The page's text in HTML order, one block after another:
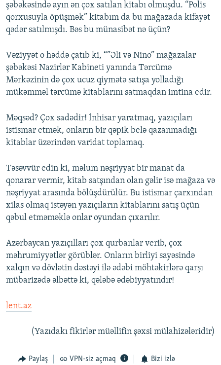
şəbəkəsində ayın ən çox satılan kitabı olmuşdu. “Polis
qorxusuyla öpüşmək” kitabım da bu mağazada kifayət
qədər satılmışdı. Bəs bu münasibət nə üçün?
Vəziyyət o həddə çatıb ki, “”Əli və Nino” mağazalar
şəbəkəsi Nazirlər Kabineti yanında Tərcümə
Mərkəzinin də çox ucuz qiymətə satışa yolladığı
mükəmməl tərcümə kitablarını satmaqdan imtina edir.
Məqsəd? Çox sadədir! İnhisar yaratmaq, yazıçıları
istismar etmək, onların bir qəpik belə qazanmadığı
kitablar üzərindən varidat toplamaq.
Təsəvvür edin ki, məlum nəşriyyat bir manat da
qonarar vermir, kitab satşından olan gəlir isə mağaza və
nəşriyyat arasında bölüşdürülür. Bu istismar çarxından
xilas olmaq istəyən yazıçıların kitablarını satış üçün
qəbul etməməklə onlar oyundan çıxarılır.
Azərbaycan yazıçılları çox qurbanlar verib, çox
məhrumiyyətlər görüblər. Onların birliyi sayəsində
xalqın və dövlətin dəstəyi ilə ədəbi möhtəkirlərə qarşı
mübarizədə əlbəttə ki, qələbə ədəbiyyatındır!
lent.az
(Yazıdakı fikirlər müəllifin şəxsi mülahizələridir)
Paylaş VPN-siz açmaq Bizi izlə